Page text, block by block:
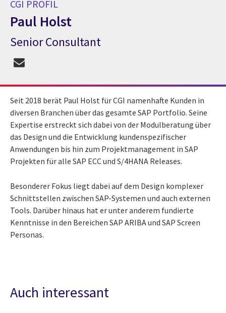
CGI PROFIL
Paul Holst
CGI Profil Paul Holst
Senior Consultant​
Seit 2018 berät Paul Holst für CGI namenhafte Kunden in
diversen Branchen über das gesamte SAP Portfolio. Seine
Expertise erstreckt sich dabei von der Modulberatung über
das Design und die Entwicklung kundenspezifischer
Anwendungen bis hin zum Projektmanagement in SAP
Projekten für alle SAP ECC und S/4HANA Releases.
Besonderer Fokus liegt dabei auf dem Design komplexer
Schnittstellen zwischen SAP-Systemen und auch externen
Tools. Darüber hinaus hat er unter anderem fundierte
Kenntnisse in den Bereichen SAP ARIBA und SAP Screen
Personas.
Auch interessant